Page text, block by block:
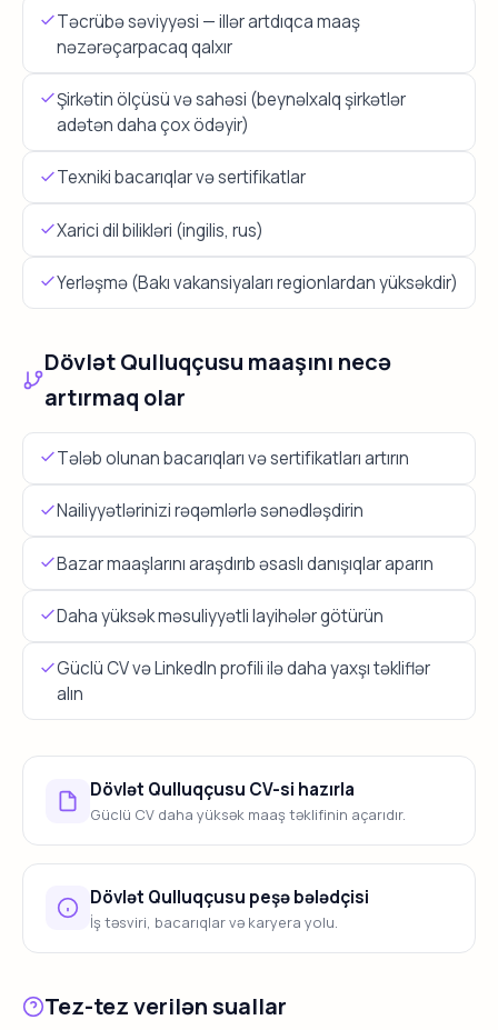
Təcrübə səviyyəsi — illər artdıqca maaş
nəzərəçarpacaq qalxır
Şirkətin ölçüsü və sahəsi (beynəlxalq şirkətlər
adətən daha çox ödəyir)
Texniki bacarıqlar və sertifikatlar
Xarici dil bilikləri (ingilis, rus)
Yerləşmə (Bakı vakansiyaları regionlardan yüksəkdir)
Dövlət Qulluqçusu maaşını necə
artırmaq olar
Tələb olunan bacarıqları və sertifikatları artırın
Nailiyyətlərinizi rəqəmlərlə sənədləşdirin
Bazar maaşlarını araşdırıb əsaslı danışıqlar aparın
Daha yüksək məsuliyyətli layihələr götürün
Güclü CV və LinkedIn profili ilə daha yaxşı təkliflər
alın
Dövlət Qulluqçusu CV-si hazırla
Güclü CV daha yüksək maaş təklifinin açarıdır.
Dövlət Qulluqçusu peşə bələdçisi
İş təsviri, bacarıqlar və karyera yolu.
Tez-tez verilən suallar